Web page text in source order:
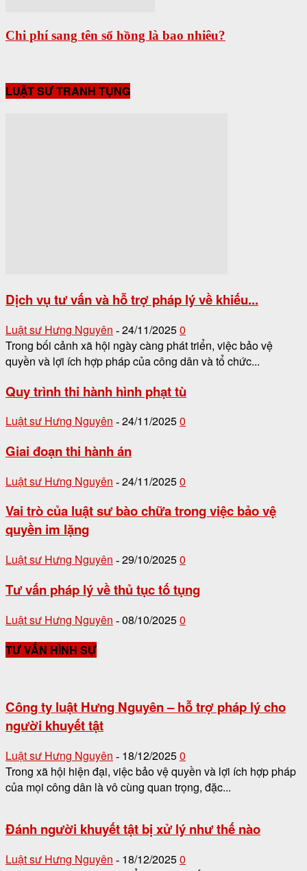
Chi phí sang tên sổ hồng là bao nhiêu?
LUẬT SƯ TRANH TỤNG
Dịch vụ tư vấn và hỗ trợ pháp lý về khiếu...
Luật sư Hưng Nguyên - 24/11/20250
Trong bối cảnh xã hội ngày càng phát triển, việc bảo vệ
quyền và lợi ích hợp pháp của công dân và tổ chức...
Quy trình thi hành hình phạt tù
Luật sư Hưng Nguyên - 24/11/20250
Giai đoạn thi hành án
Luật sư Hưng Nguyên - 24/11/20250
Vai trò của luật sư bào chữa trong việc bảo vệ
quyền im lặng
Luật sư Hưng Nguyên - 29/10/20250
Tư vấn pháp lý về thủ tục tố tụng
Luật sư Hưng Nguyên - 08/10/20250
TƯ VẤN HÌNH SỰ
Công ty luật Hưng Nguyên – hỗ trợ pháp lý cho
người khuyết tật
Luật sư Hưng Nguyên - 18/12/20250
Trong xã hội hiện đại, việc bảo vệ quyền và lợi ích hợp pháp
của mọi công dân là vô cùng quan trọng, đặc...
Đánh người khuyết tật bị xử lý như thế nào
Luật sư Hưng Nguyên - 18/12/20250